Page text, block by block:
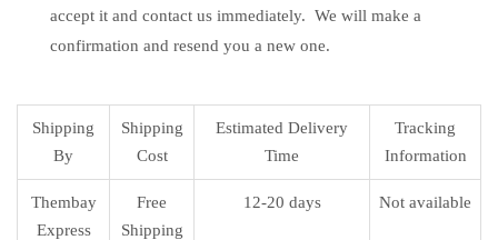
accept it and contact us immediately. We will make a
confirmation and resend you a new one.
Shipping
By
Shipping
Cost
Estimated Delivery
Time
Tracking
Information
Thembay
Express
Free
Shipping
12-20 days Not available